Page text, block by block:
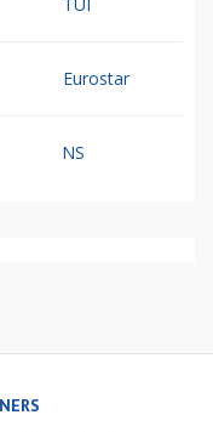
Eurostar
NS